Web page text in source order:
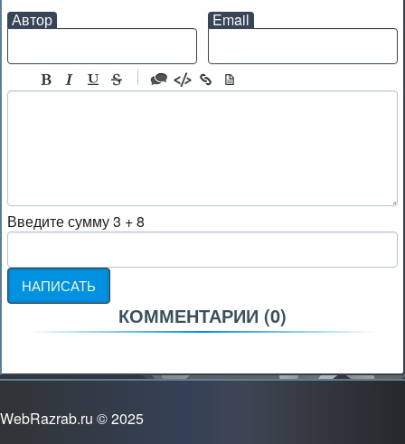
Автор Email
-
-
-
-
-
-
-
Введите сумму 3 + 8
КОММЕНТАРИИ (0)
WebRazrab.ru © 2025